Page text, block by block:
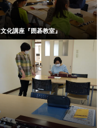
文化講座『囲碁教室』